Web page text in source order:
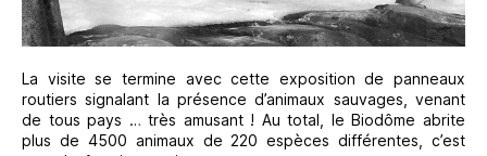
La visite se termine avec cette exposition de panneaux
routiers signalant la présence d’animaux sauvages, venant
de tous pays … très amusant ! Au total, le Biodôme abrite
plus de 4500 animaux de 220 espèces différentes, c’est